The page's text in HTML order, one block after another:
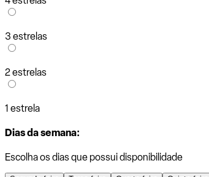
3 estrelas
2 estrelas
1 estrela
Dias da semana:
Escolha os dias que possui disponibilidade